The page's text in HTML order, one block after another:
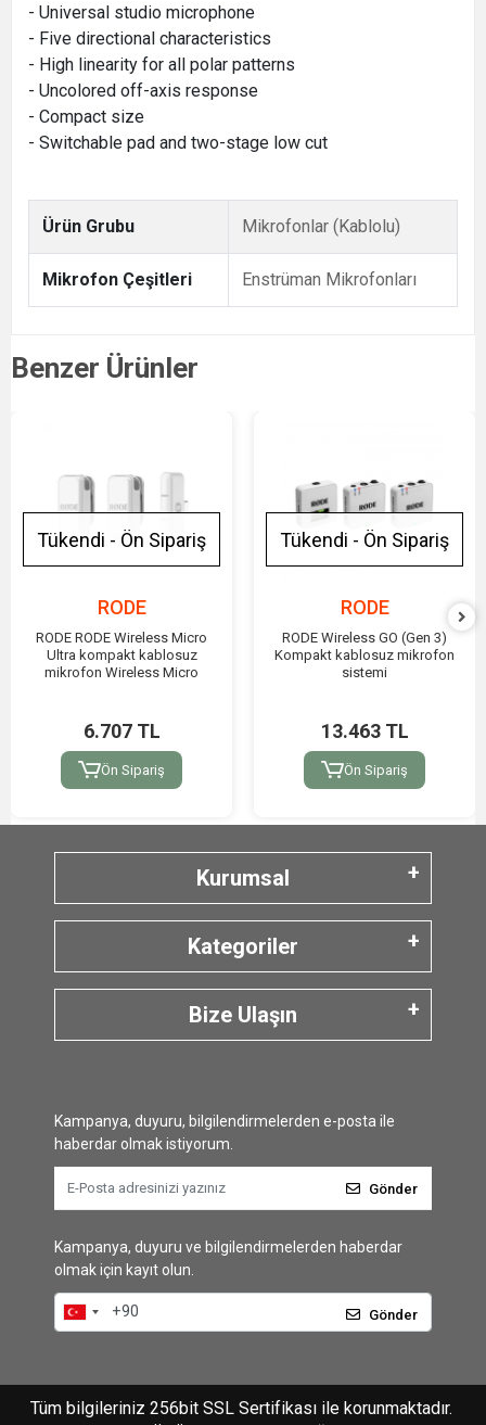
- Universal studio microphone
- Five directional characteristics
- High linearity for all polar patterns
- Uncolored off-axis response
- Compact size
- Switchable pad and two-stage low cut
Ürün Grubu Mikrofonlar (Kablolu)
Mikrofon Çeşitleri Enstrüman Mikrofonları
Benzer Ürünler
Tükendi - Ön Sipariş
RODE
RODE RODE Wireless Micro
Ultra kompakt kablosuz
mikrofon Wireless Micro
6.707 TL
Ön Sipariş
Tükendi - Ön Sipariş
RODE
RODE Wireless GO (Gen 3)
Kompakt kablosuz mikrofon
sistemi
13.463 TL
Ön Sipariş
Kurumsal
Kategoriler
Bize Ulaşın
Kampanya, duyuru, bilgilendirmelerden e-posta ile
haberdar olmak istiyorum.
Gönder
Kampanya, duyuru ve bilgilendirmelerden haberdar
olmak için kayıt olun.
Gönder
Tüm bilgileriniz 256bit SSL Sertifikası ile korunmaktadır.